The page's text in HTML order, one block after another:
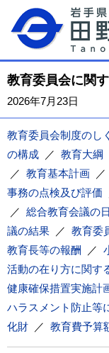
教育委員会に関
2026年7月23日
教育委員会制度のし
の構成 ／ 教育大綱
／ 教育基本計画 ／
事務の点検及び評価
／ 総合教育会議の
議の結果 ／ 教育委
教育長等の報酬
／
活動の在り方に関す
健康確保措置実施計
ハラスメント防止等
化財 ／ 教育費予算